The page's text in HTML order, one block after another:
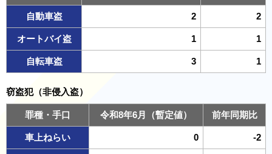
自動車盗 2 2
オートバイ盗 1 1
自転車盗 3 1
窃盗犯（非侵入盗）
罪種・手口 令和8年6月（暫定値） 前年同期比
車上ねらい 0 -2